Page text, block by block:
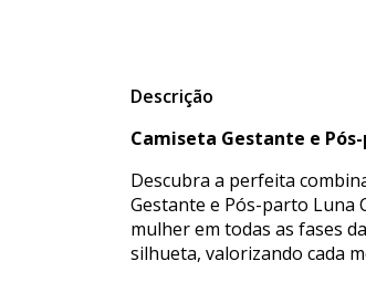
Descrição
Camiseta Gestante e
Descubra a perfeita
Gestante e Pós-parto Luna
mulher em todas as fases
silhueta, valorizando cada